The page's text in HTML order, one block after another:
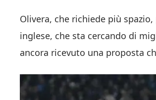
Olivera, che richiede più
inglese, che sta cercando di
ancora ricevuto una proposta